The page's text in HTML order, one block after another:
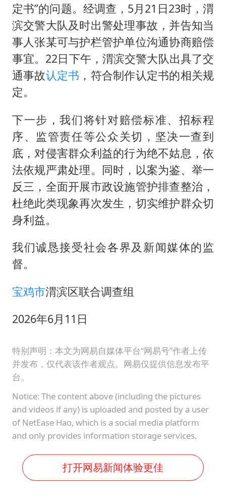
定书”的问题。经调查，5月21日23时，渭
滨交警大队及时出警处理事故，并告知当
事人张某可与护栏管护单位沟通协商赔偿
事宜。22日下午，渭滨交警大队出具了交
通事故认定书 ，符合制作认定书的相关规
定。
下一步，我们将针对赔偿标准、招标程
序、监管责任等公众关切，坚决一查到
底，对侵害群众利益的行为绝不姑息，依
法依规严肃处理。同时，以案为鉴、举一
反三，全面开展市政设施管护排查整治，
杜绝此类现象再次发生，切实维护群众切
身利益。
我们诚恳接受社会各界及新闻媒体的监
督。
宝鸡市渭滨区联合调查组
2026年6月11日
特别声明：本文为网易自媒体平台“网易号”作者上传
并发布，仅代表该作者观点。网易仅提供信息发布平
台。
Notice: The content above (including the pictures
and videos if any) is uploaded and posted by a user
of NetEase Hao, which is a social media platform
and only provides information storage services.
打开网易新闻体验更佳